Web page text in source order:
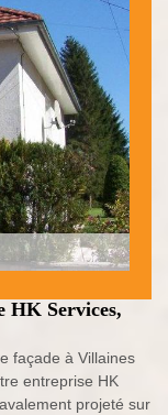
HK Services,
façade à Villaines
entreprise HK
projeté sur